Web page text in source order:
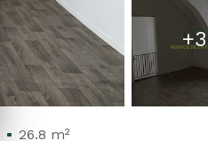
+3
26.8 m²